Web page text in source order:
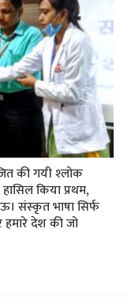
की गयी श्‍लोक
हासिल किया प्रथम,
संस्‍कृत भाषा सिर्फ
देश की जो